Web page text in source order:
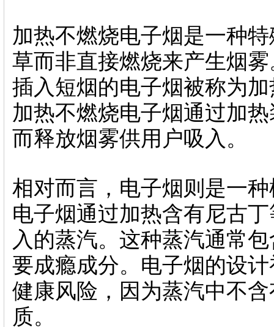
加热不燃烧电子烟是一种
草而非直接燃烧来产生烟
插入短烟的电子烟被称为
加热不燃烧电子烟通过加
而释放烟雾供用户吸入。
相对而言，电子烟则是一
电子烟通过加热含有尼古
入的蒸汽。这种蒸汽通常
要成瘾成分。电子烟的设
健康风险，因为蒸汽中不
质。